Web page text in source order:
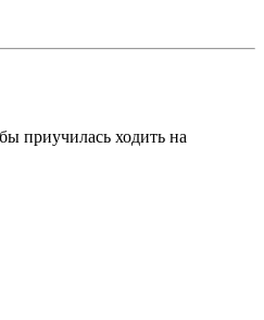
приучилась ходить на